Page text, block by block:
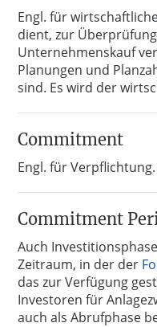
Engl. für
dient, zur
Unternehmenskauf
Planungen und
sind. Es wird der
Commitment
Engl. für
Commitment
Auch
Zeitraum, in der der
das zur Verfügung
Investoren für
auch als Abrufphase